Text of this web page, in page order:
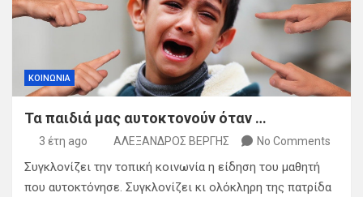
ΚΟΙΝΩΝΙΑ
Τα παιδιά μας αυτοκτονούν όταν …
3 έτη ago ΑΛΕΞΑΝΔΡΟΣ ΒΕΡΓΗΣ No Comments
Συγκλονίζει την τοπική κοινωνία η είδηση του μαθητή
που αυτοκτόνησε. Συγκλονίζει κι ολόκληρη της πατρίδα